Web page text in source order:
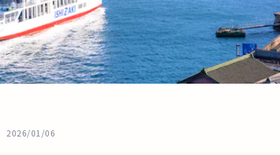
2026/01/06